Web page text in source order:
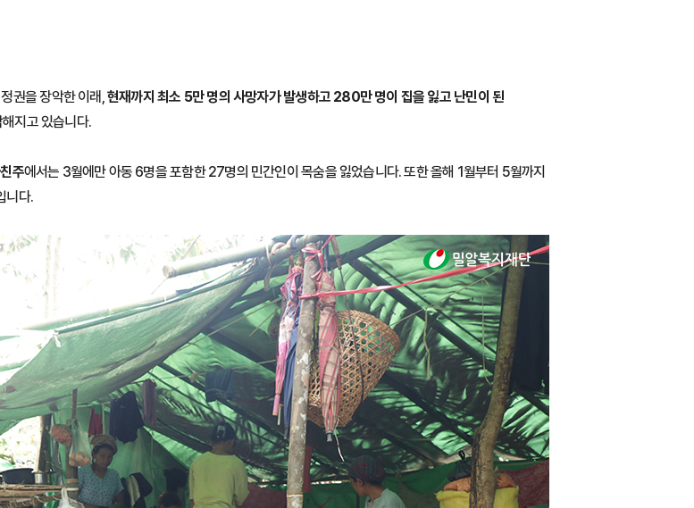
권을 장악한 이래,현재까지 최소 5만 명의 사망자가 발생하고 280만 명이 집을 잃고 난민이 된
지고 있습니다.
주에서는 3월에만 아동 6명을 포함한 27명의 민간인이 목숨을 잃었습니다. 또한 올해 1월부터 5월까지
니다.